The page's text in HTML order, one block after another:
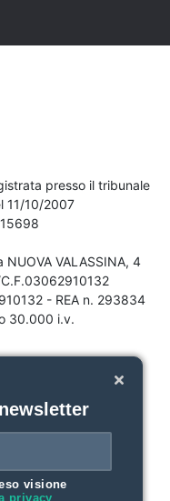
presso il tribunale
11/10/2007
NUOVA VALASSINA, 4
- REA n. 293834
30.000 i.v.
visione
privacy